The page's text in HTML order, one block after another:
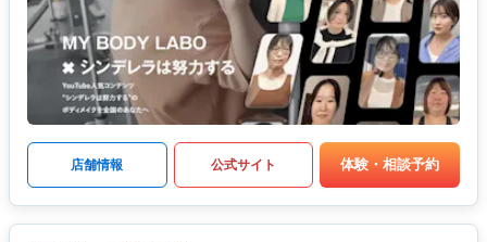
店舗情報 公式サイト 体験・相談予約